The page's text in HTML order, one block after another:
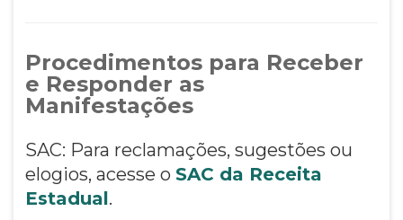
Procedimentos para Receber
e Responder as
Manifestações
SAC: Para reclamações, sugestões ou
elogios, acesse o SAC da Receita
Estadual.